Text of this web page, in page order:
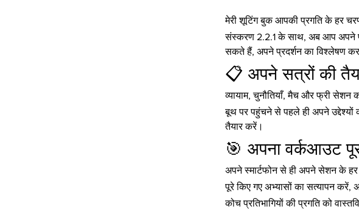
मेरी शूटिंग बुक आपकी प्रगति के हर
संस्करण 2.2.1 के साथ, अब आप अपने
सकते हैं, अपने प्रदर्शन का विश्लेषण
📋 अपने सत्रों की
व्यायाम, चुनौतियाँ, मैच और फ्री सेशन
बूथ पर पहुंचने से पहले ही अपने उद्देश्यों
तैयार करें।
🎯 अपना वर्कआउट
अपने स्मार्टफोन से ही अपने सेशन के
पूरे किए गए अभ्यासों का सत्यापन करें,
कोच प्रतिभागियों की प्रगति को